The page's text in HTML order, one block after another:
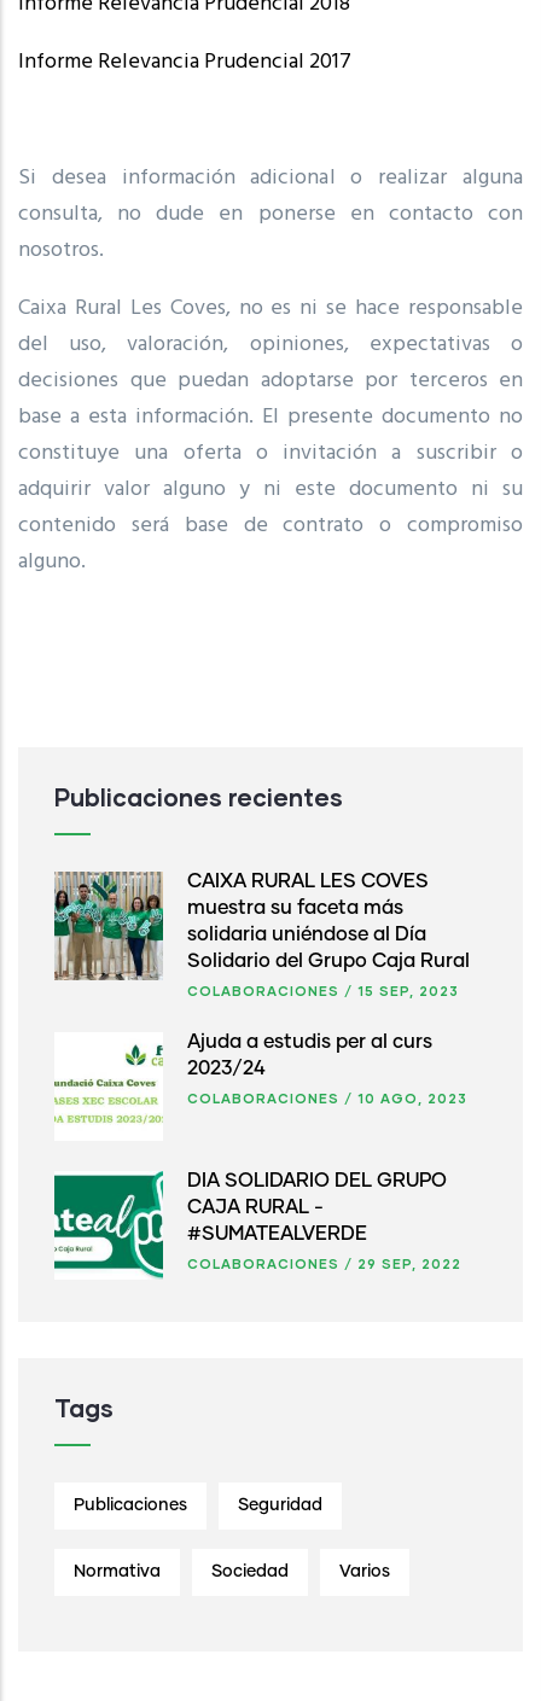
Informe Relevancia Prudencial 2017
Si desea información adicional o realizar alguna
consulta, no dude en ponerse en contacto con
nosotros.
Caixa Rural Les Coves, no es ni se hace responsable
del uso, valoración, opiniones, expectativas o
decisiones que puedan adoptarse por terceros en
base a esta información. El presente documento no
constituye una oferta o invitación a suscribir o
adquirir valor alguno y ni este documento ni su
contenido será base de contrato o compromiso
alguno.
Publicaciones recientes
CAIXA RURAL LES COVES
muestra su faceta más
solidaria uniéndose al Día
Solidario del Grupo Caja Rural
COLABORACIONES / 15 SEP, 2023
Ajuda a estudis per al curs
2023/24
COLABORACIONES / 10 AGO, 2023
DÍA SOLIDARIO DEL GRUPO
CAJA RURAL -
#SUMATEALVERDE
COLABORACIONES / 29 SEP, 2022
Tags
Publicaciones Seguridad
Normativa Sociedad Varios